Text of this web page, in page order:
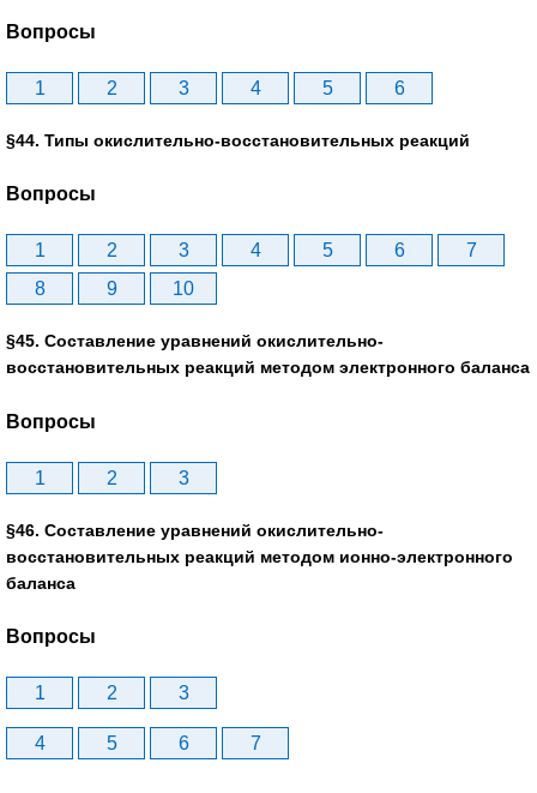
Вопросы
1 2 3 4 5 6
§44. Типы окислительно-восстановительных реакций
Вопросы
1 2 3 4 5 6
7
8
9 10
§45. Составление уравнений окислительно-
восстановительных реакций методом электронного баланса
Вопросы
1 2 3
§46. Составление уравнений окислительно-
восстановительных реакций методом ионно-электронного
баланса
Вопросы
1 2 3
4 5 6 7